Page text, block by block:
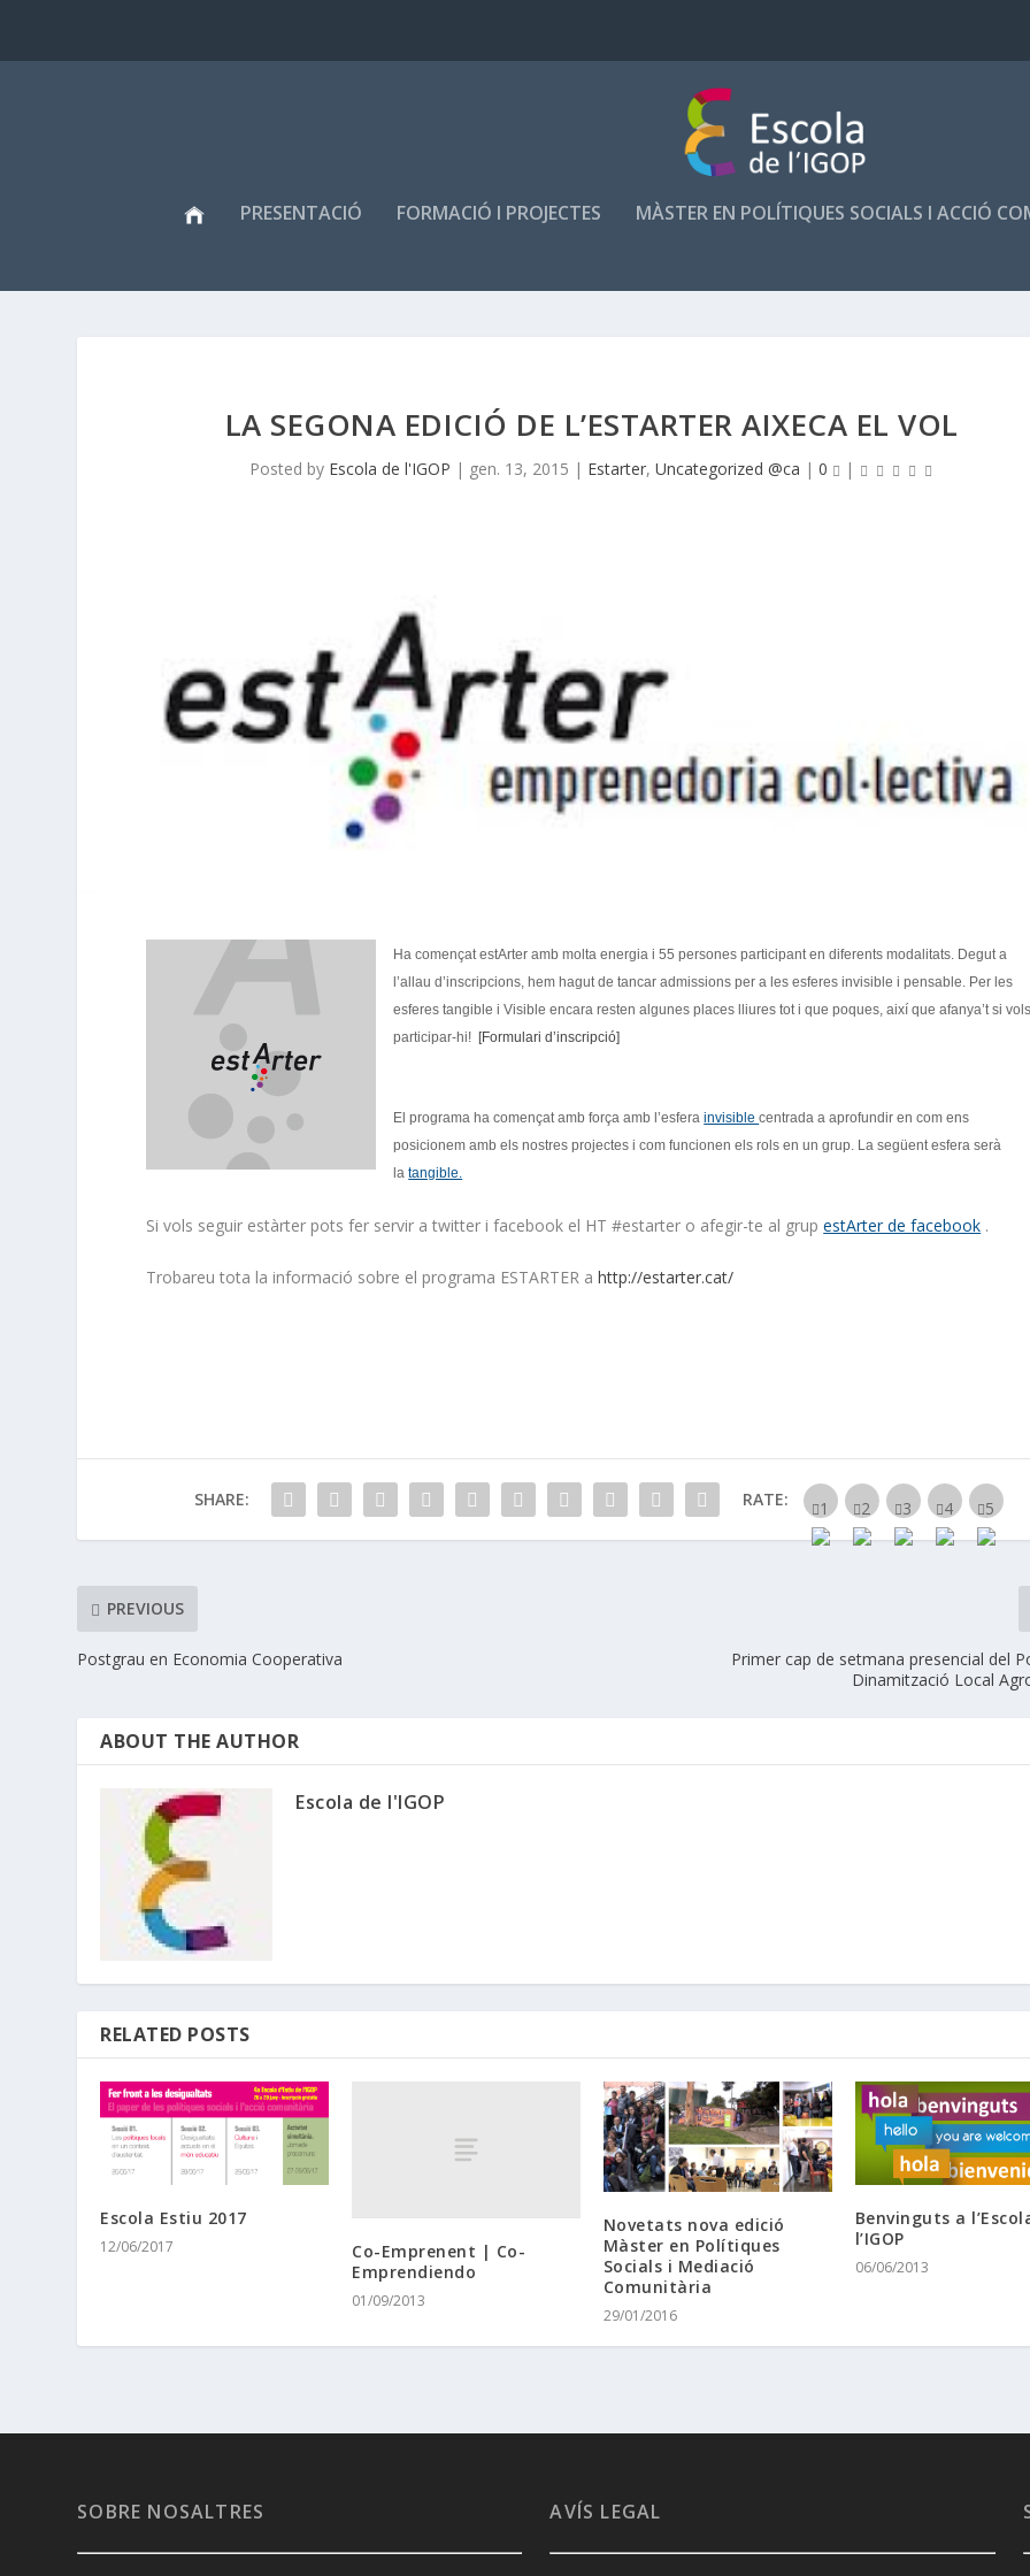
PRESENTACIÓ FORMACIÓ I PROJECTES MÀSTER EN POLÍTIQUES SOCIALS I ACCIÓ
LA SEGONA EDICIÓ DE L’ESTARTER AIXECA EL VOL
Posted by Escola de l'IGOP | gen. 13, 2015 | Estarter, Uncategorized @ca | 0 |
Ha començat estArter amb molta energia i 55 persones participant en diferents modalitats. Degut a
l’allau d’inscripcions, hem hagut de tancar admissions per a les esferes invisible i pensable. Per les
esferes tangible i Visible encara resten algunes places lliures tot i que poques, així que afanya’t si
participar-hi! [Formulari d’inscripció]
El programa ha començat amb força amb l’esfera invisiblecentrada a aprofundir en com ens
posicionem amb els nostres projectes i com funcionen els rols en un grup. La següent esfera serà
la tangible.
Si vols seguir estàrter pots fer servir a twitter i facebook el HT #estarter o afegir-te al grup estArter de facebook .
Trobareu tota la informació sobre el programa ESTARTER a http://estarter.cat/
SHARE: RATE:
PREVIOUS
Postgrau en Economia Cooperativa
Primer cap de setmana presencial del
Dinamització Local
ABOUT THE AUTHOR
Escola de l'IGOP
RELATED POSTS
Escola Estiu 2017
12/06/2017
Co-Emprenent | Co-
Emprendiendo
01/09/2013
Novetats nova edició
Màster en Polítiques
Socials i Mediació
Comunitària
29/01/2016
Benvinguts a
l’IGOP
06/06/2013
SOBRE NOSALTRES AVÍS LEGAL